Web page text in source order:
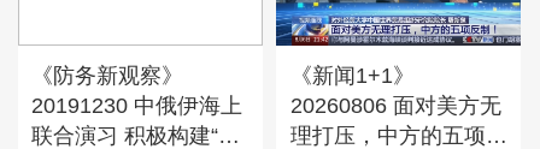
《防务新观察》
20191230 中俄伊海上
联合演习 积极构建“海
《新闻1+1》
20260806 面对美方无
理打压，中方的五项反